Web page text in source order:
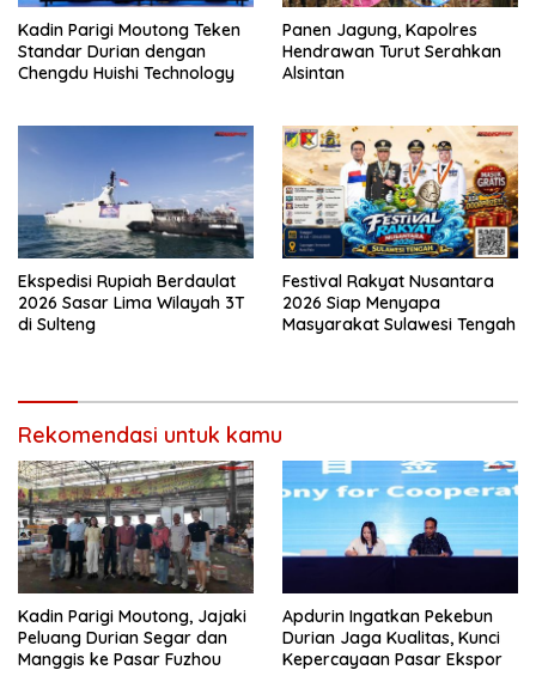
Kadin Parigi Moutong Teken
Standar Durian dengan
Chengdu Huishi Technology
Panen Jagung, Kapolres
Hendrawan Turut Serahkan
Alsintan
Ekspedisi Rupiah Berdaulat
2026 Sasar Lima Wilayah 3T
di Sulteng
Festival Rakyat Nusantara
2026 Siap Menyapa
Masyarakat Sulawesi Tengah
Rekomendasi untuk kamu
Kadin Parigi Moutong, Jajaki
Peluang Durian Segar dan
Manggis ke Pasar Fuzhou
Apdurin Ingatkan Pekebun
Durian Jaga Kualitas, Kunci
Kepercayaan Pasar Ekspor